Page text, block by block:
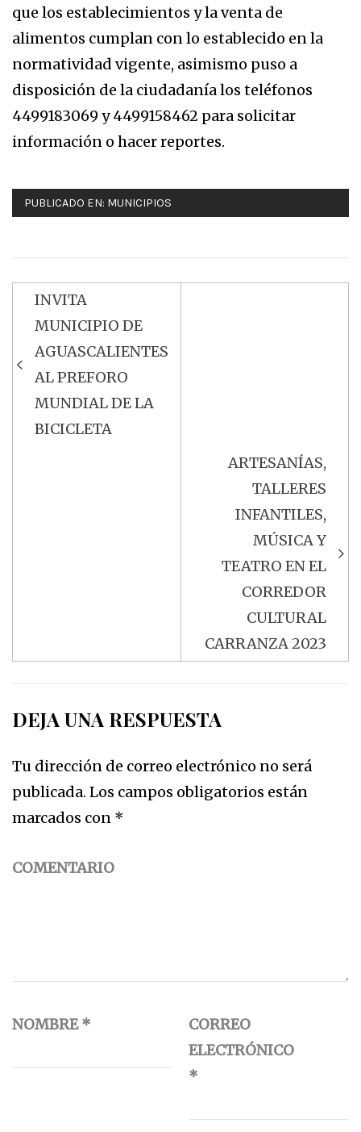
que los establecimientos y la venta de
alimentos cumplan con lo establecido en la
normatividad vigente, asimismo puso a
disposición de la ciudadanía los teléfonos
4499183069 y 4499158462 para solicitar
información o hacer reportes.
PUBLICADO EN: MUNICIPIOS
Navegación
de
entradas
INVITA
MUNICIPIO DE
AGUASCALIENTES
AL PREFORO
MUNDIAL DE LA
BICICLETA
ARTESANÍAS,
TALLERES
INFANTILES,
MÚSICA Y
TEATRO EN EL
CORREDOR
CULTURAL
CARRANZA 2023
DEJA UNA RESPUESTA
Tu dirección de correo electrónico no será
publicada. Los campos obligatorios están
marcados con *
COMENTARIO
NOMBRE*
CORREO
ELECTRÓNICO
*